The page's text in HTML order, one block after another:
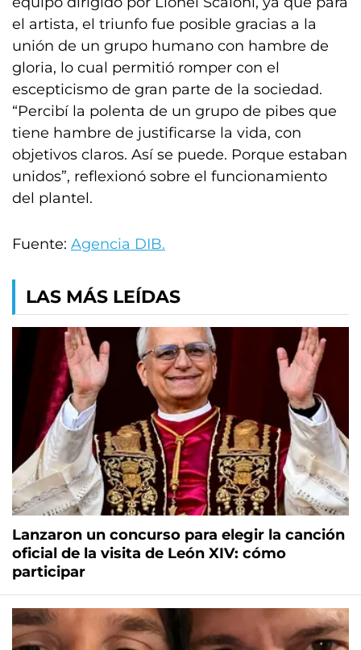
el artista, el triunfo fue posible gracias a la
unión de un grupo humano con hambre de
gloria, lo cual permitió romper con el
escepticismo de gran parte de la sociedad.
“Percibí la polenta de un grupo de pibes que
tiene hambre de justificarse la vida, con
objetivos claros. Así se puede. Porque estaban
unidos”, reflexionó sobre el funcionamiento
del plantel.
Fuente: Agencia DIB.
LAS MÁS LEÍDAS
Lanzaron un concurso para elegir la canción
oficial de la visita de León XIV: cómo
participar